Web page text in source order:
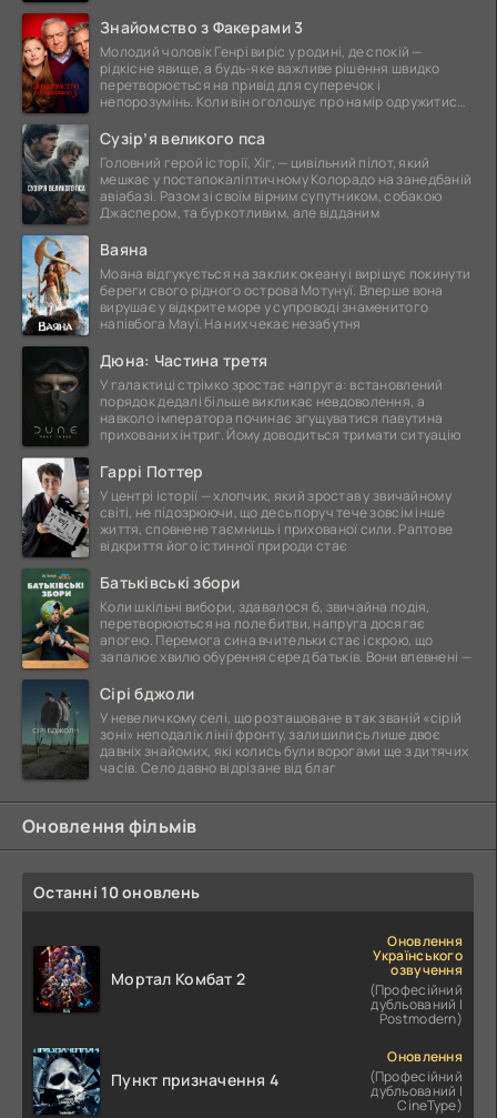
Знайомство з Факерами 3
Молодий чоловік Генрі виріс у родині, де спокій —
рідкісне явище, а будь-яке важливе рішення швидко
перетворюється на привід для суперечок і
непорозумінь. Коли він оголошує про намір одружитися,
Сузір’я великого пса
Головний герой історії, Хіг, — цивільний пілот, який
мешкає у постапокаліптичному Колорадо на занедбаній
авіабазі. Разом зі своїм вірним супутником, собакою
Джаспером, та буркотливим, але відданим
Ваяна
Моана відгукується на заклик океану і вирішує покинути
береги свого рідного острова Мотунуї. Вперше вона
вирушає у відкрите море у супроводі знаменитого
напівбога Мауї. На них чекає незабутня
Дюна: Частина третя
У галактиці стрімко зростає напруга: встановлений
порядок дедалі більше викликає невдоволення, а
навколо імператора починає згущуватися павутина
прихованих інтриг. Йому доводиться тримати ситуацію
Гаррі Поттер
У центрі історії — хлопчик, який зростав у звичайному
світі, не підозрюючи, що десь поруч тече зовсім інше
життя, сповнене таємниць і прихованої сили. Раптове
відкриття його істинної природи стає
Батьківські збори
Коли шкільні вибори, здавалося б, звичайна подія,
перетворюються на поле битви, напруга досягає
апогею. Перемога сина вчительки стає іскрою, що
запалює хвилю обурення серед батьків. Вони впевнені —
Сірі бджоли
У невеличкому селі, що розташоване в так званій «сірій
зоні» неподалік лінії фронту, залишились лише двоє
давніх знайомих, які колись були ворогами ще з дитячих
часів. Село давно відрізане від благ
Оновлення фільмів
Останні 10 оновлень
Мортал Комбат 2
Оновлення
Українського
озвучення
(Професійний
дубльований |
Postmodern)
Пункт призначення 4
Оновлення
(Професійний
дубльований |
CineType)